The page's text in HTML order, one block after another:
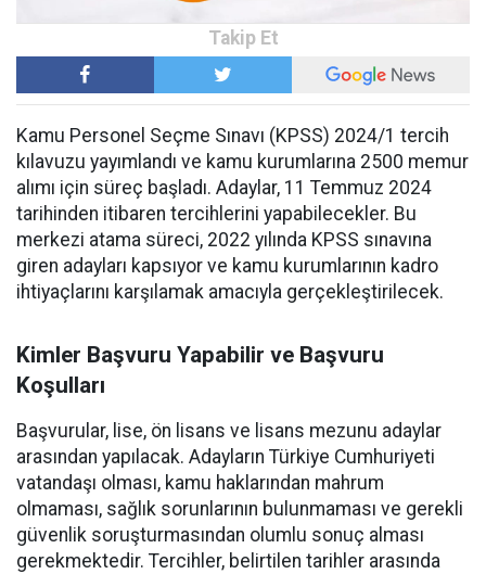
Kamu Personel Seçme Sınavı (KPSS) 2024/1 tercih
kılavuzu yayımlandı ve kamu kurumlarına 2500 memur
alımı için süreç başladı. Adaylar, 11 Temmuz 2024
tarihinden itibaren tercihlerini yapabilecekler. Bu
merkezi atama süreci, 2022 yılında KPSS sınavına
giren adayları kapsıyor ve kamu kurumlarının kadro
ihtiyaçlarını karşılamak amacıyla gerçekleştirilecek.
Kimler Başvuru Yapabilir ve Başvuru
Koşulları
Başvurular, lise, ön lisans ve lisans mezunu adaylar
arasından yapılacak. Adayların Türkiye Cumhuriyeti
vatandaşı olması, kamu haklarından mahrum
olmaması, sağlık sorunlarının bulunmaması ve gerekli
güvenlik soruşturmasından olumlu sonuç alması
gerekmektedir. Tercihler, belirtilen tarihler arasında